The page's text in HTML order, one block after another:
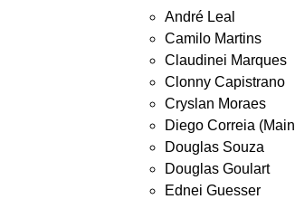
André Leal
Camilo Martins
Claudinei Marques
Clonny Capistrano
Cryslan Moraes
Diego Correia
Douglas Souza
Douglas Goulart
Ednei Guesser